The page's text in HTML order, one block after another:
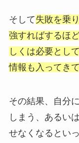
そして失敗を乗
強すればするほ
しくは必要とし
情報も入ってき
その結果、自分
しまう、あるい
せなくなるとい